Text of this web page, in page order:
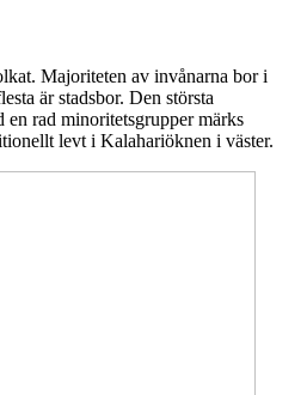
Majoriteten av invånarna bor i
är stadsbor. Den största
rad minoritetsgrupper märks
levt i Kalahariöknen i väster.